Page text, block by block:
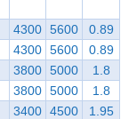
4300 5600
0.89
4300 5600
0.89
3800 5000
1.8
3800 5000
1.8
3400 4500
1.95